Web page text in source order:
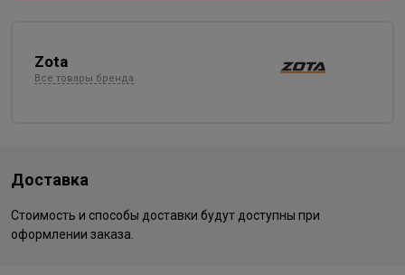
Zota
Все товары бренда
Доставка
Стоимость и способы доставки будут доступны при
оформлении заказа.